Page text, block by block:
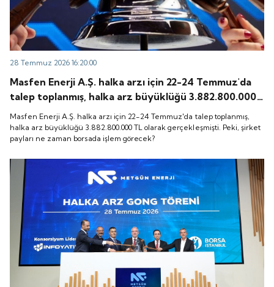
28 Temmuz 2026 16:20:00
Masfen Enerji A.Ş. halka arzı için 22-24 Temmuz'da
talep toplanmış, halka arz büyüklüğü 3.882.800.000
TL olarak gerçekleşmişti. Peki, şirket payları ne
zaman borsada işlem görecek?
Masfen Enerji A.Ş. halka arzı için 22-24 Temmuz'da talep toplanmış,
halka arz büyüklüğü 3.882.800.000 TL olarak gerçekleşmişti. Peki, şirket
payları ne zaman borsada işlem görecek?